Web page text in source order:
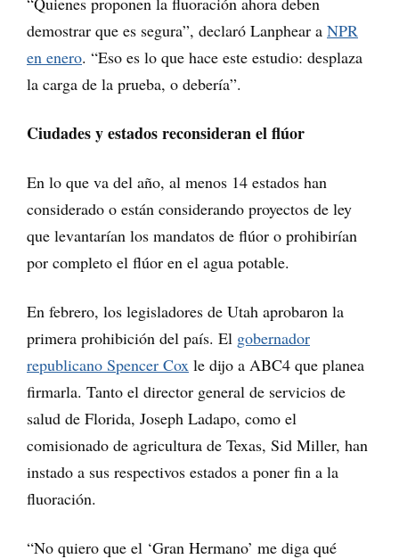
demostrar que es segura”, declaró Lanphear a NPR
en enero. “Eso es lo que hace este estudio: desplaza
la carga de la prueba, o debería”.
Ciudades y estados reconsideran el flúor
En lo que va del año, al menos 14 estados han
considerado o están considerando proyectos de ley
que levantarían los mandatos de flúor o prohibirían
por completo el flúor en el agua potable.
En febrero, los legisladores de Utah aprobaron la
primera prohibición del país. El gobernador
republicano Spencer Cox le dijo a ABC4 que planea
firmarla. Tanto el director general de servicios de
salud de Florida, Joseph Ladapo, como el
comisionado de agricultura de Texas, Sid Miller, han
instado a sus respectivos estados a poner fin a la
fluoración.
“No quiero que el ‘Gran Hermano’ me diga qué